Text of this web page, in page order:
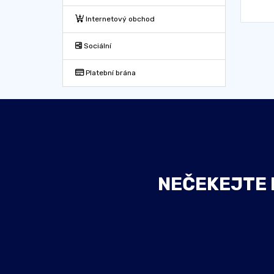
Internetový obchod
Sociální
Platební brána
NEČEKEJTE